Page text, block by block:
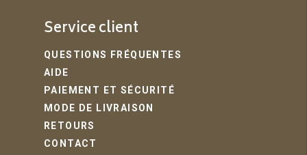
Service client
QUESTIONS FRÉQUENTES
AIDE
PAIEMENT ET SÉCURITÉ
MODE DE LIVRAISON
RETOURS
CONTACT